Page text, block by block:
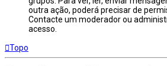
outra ação, poderá precisar de
Contacte um moderador ou
acesso.
Topo